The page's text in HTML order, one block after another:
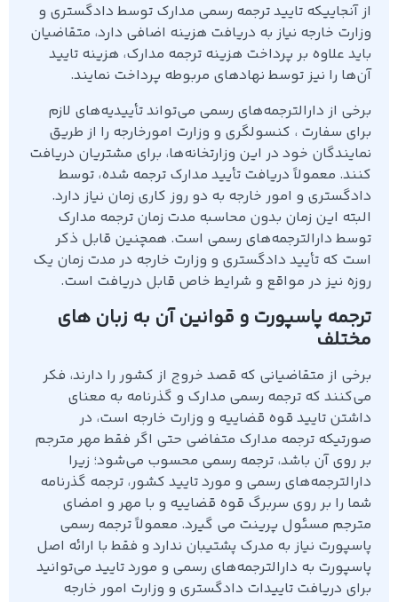
از آنجاییکه تایید ترجمه رسمی مدارک توسط دادگستری و
وزارت خارجه نیاز به دریافت هزینه اضافی دارد، متقاضیان
باید علاوه بر پرداخت هزینه ترجمه مدارک، هزینه تایید
آن‌ها را نیز توسط نهادهای مربوطه پرداخت نمایند.
برخی از دارالترجمه‌های رسمی می‌تواند تأییدیه‌های لازم
برای سفارت ، کنسولگری و وزارت امورخارجه را از طریق
نمایندگان خود در این وزارتخانه‌ها، برای مشتریان دریافت
کنند. معمولاً دریافت تأیید مدارک ترجمه شده، توسط
دادگستری و امور خارجه به دو روز کاری زمان نیاز دارد.
البته این زمان بدون محاسبه مدت زمان ترجمه مدارک
توسط دارالترجمه‌های رسمی است. همچنین قابل ذکر
است که تأیید دادگستری و وزارت خارجه در مدت زمان یک
روزه نیز در مواقع و شرایط خاص قابل دریافت است.
ترجمه پاسپورت و قوانین آن به زبان های
مختلف
برخی از متقاضیانی که قصد خروج از کشور را دارند، فکر
می‌کنند که ترجمه رسمی مدارک و گذرنامه به معنای
داشتن تایید قوه قضاییه و وزارت خارجه است، در
صورتیکه ترجمه مدارک متفاضی حتی اگر فقط مهر مترجم
بر روی آن باشد، ترجمه رسمی محسوب می‌شود؛ زیرا
دارالترجمه‌های رسمی و مورد تایید کشور، ترجمه گذرنامه
شما را بر روی سربرگ قوه قضاییه و با مهر و امضای
مترجم مسئول پرینت می گیرد. معمولاً ترجمه رسمی
پاسپورت نیاز به مدرک پشتیبان ندارد و فقط با ارائه اصل
پاسپورت به دارالترجمه‌های رسمی و مورد تایید می‌توانید
برای دریافت تاییدات دادگستری و وزارت امور خارجه